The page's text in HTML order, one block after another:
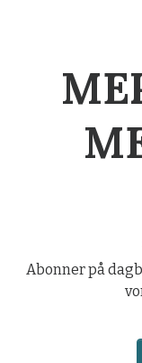
Abonner på